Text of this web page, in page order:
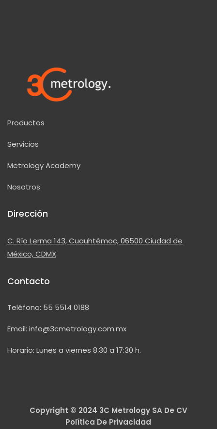
Productos
Servicios
Metrology Academy
Nosotros
Dirección
C. Río Lerma 143, Cuauhtémoc, 06500 Ciudad de
México, CDMX
Contacto
Teléfono: 55 5514 0188
Email: info@3cmetrology.com.mx
Horario: Lunes a viernes 8:30 a 17:30 h.
Copyright © 2024 3C Metrology SA De CV
Política De Privacidad